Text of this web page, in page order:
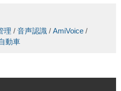
理 / 音声認識 / AmiVoice /
動車